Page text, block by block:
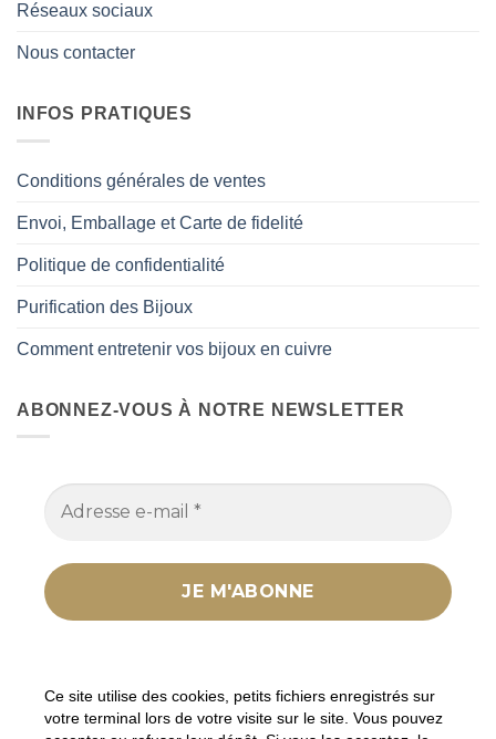
Réseaux sociaux
Nous contacter
INFOS PRATIQUES
Conditions générales de ventes
Envoi, Emballage et Carte de fidelité
Politique de confidentialité
Purification des Bijoux
Comment entretenir vos bijoux en cuivre
ABONNEZ-VOUS À NOTRE NEWSLETTER
Ce site utilise des cookies, petits fichiers enregistrés sur
votre terminal lors de votre visite sur le site. Vous pouvez